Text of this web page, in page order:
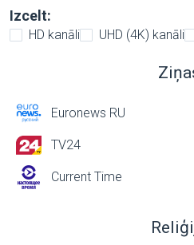
Izcelt:
HD kanāli UHD (4K) kanāli
Euronews RU
TV24
Current Time